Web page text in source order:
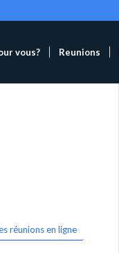
vous? Reunions
réunions en ligne